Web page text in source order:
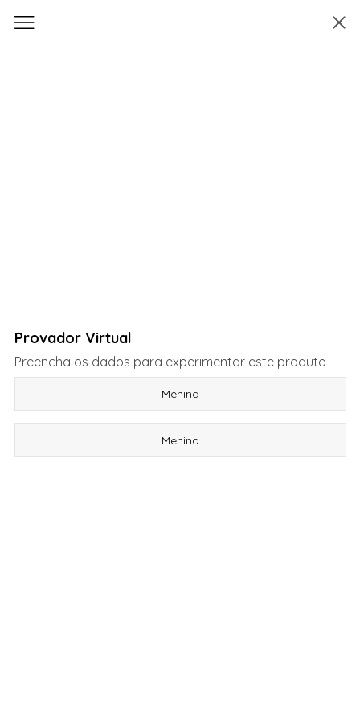
Provador Virtual
Preencha os dados para experimentar este produto
Menina
Menino